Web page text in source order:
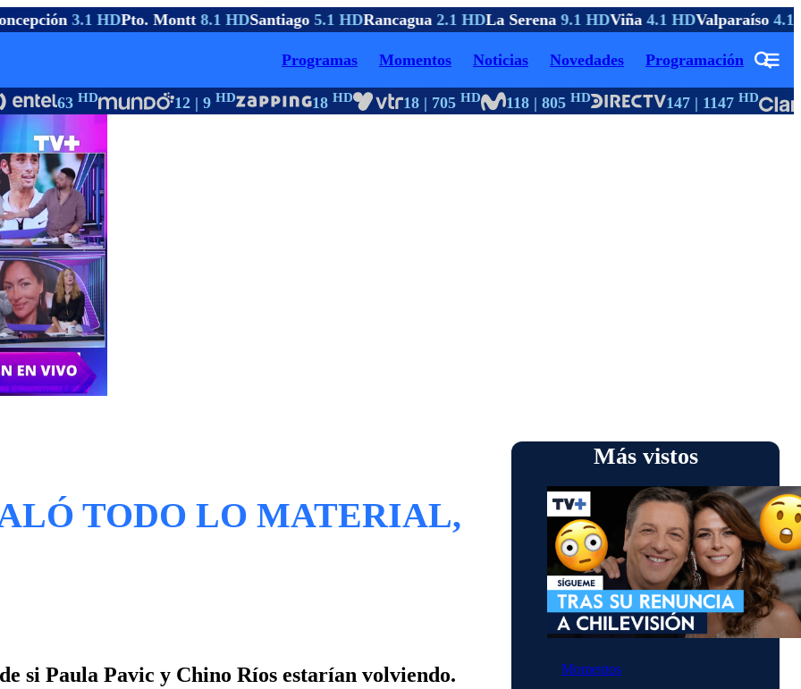
3.1 HDPto. Montt8.1 HDSantiago5.1 HDRancagua2.1 HDLa Serena9.1 HDViña4.1 HDValparaíso4.1
Programas Momentos Noticias Novedades Programación
63HD 12 | 9HD 18HD 18 | 705HD 118 | 805HD 147 | 1147HD
TODO LO MATERIAL,
si Paula Pavic y Chino Ríos estarían volviendo.
Más vistos
Momentos